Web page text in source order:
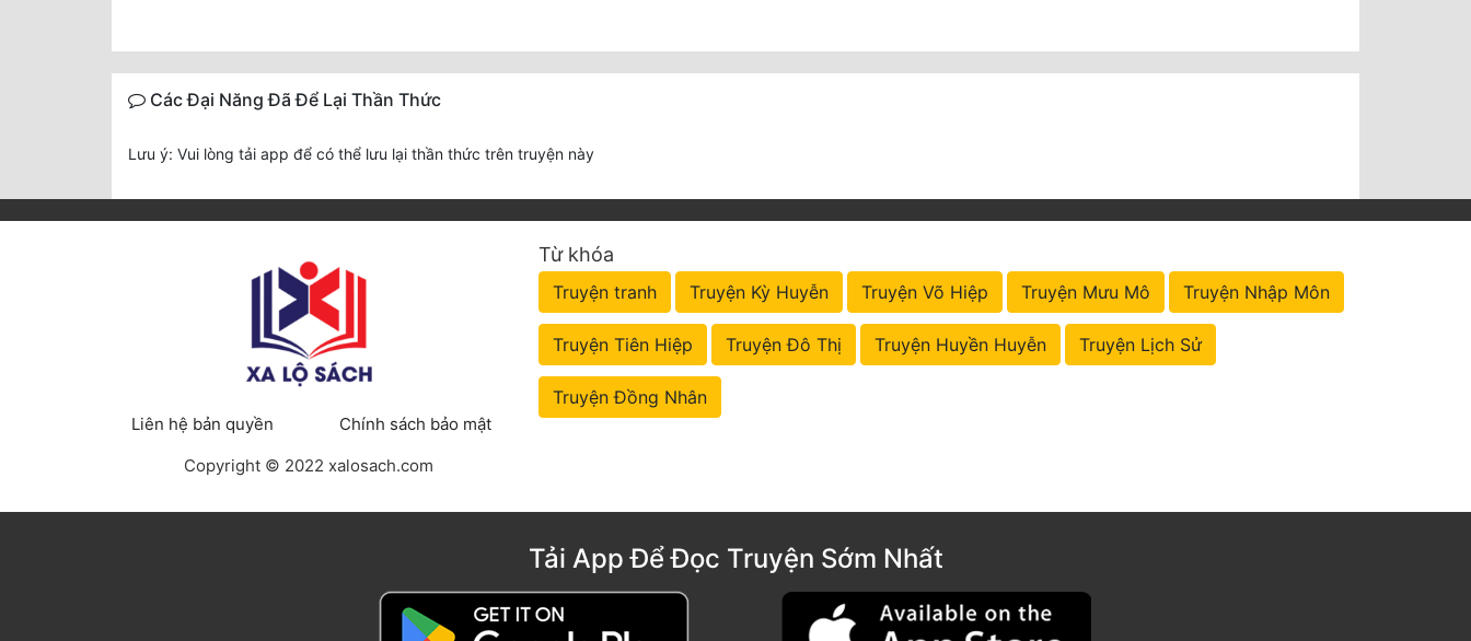
Các Đại Năng Đã Để Lại Thần Thức
Lưu ý: Vui lòng tải app để có thể lưu lại thần thức trên truyện này
Liên hệ bản quyền
Chính sách bảo mật
Copyright © 2022 xalosach.com
Từ khóa
Truyện tranh Truyện Kỳ Huyễn Truyện Võ Hiệp Truyện Mưu Mô Truyện Nhập Môn
Truyện Tiên Hiệp Truyện Đô Thị Truyện Huyền Huyễn Truyện Lịch Sử
Truyện Đồng Nhân
Tải App Để Đọc Truyện Sớm Nhất